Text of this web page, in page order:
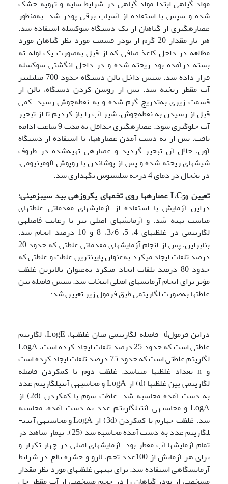
مواد گیاهی ابتدا مواد گیاهی در شرایط سایه و تهویه خشک
شده و سپس با استفاده از آسیاب برقی پودر شد. به‌منظور
عصاره­گیری از گیاهان از یک دستگاه سوکسله استفاده شد.
هر بار مقدار 20 گرم از پودر قسمت مورد نظر گیاهان مورد
مطالعه در داخل کاغذ صافی که از قبل به‌صورت یک لوله ته
بسته درآمده بود ریخته شده و در داخل انگشتی سوکسله
قرار داده شد. سپس داخل بالن دستگاه حدود 700 میلی­لیتر
آب مقطر ریخته شد. پس از روشن کردن دستگاه، بالن از
قسمت زیری به‌تدریج گرم شده و به نقطه‌جوش رسید. کمی
قبل از رسیدن به نقطه‌جوش، شیر آب را باز کردیم تا از تبخیر
آب جلوگیری شود. عصاره­گیری حداقل به مدت 9 ساعت ادامه
یافت. پس از به دست آمدن عصاره­ها، با استفاده از دستگاه
آون، حلال آن تبخیر گردید و عصاره­ی تهیه‌شده در ظروف
شیشه­ای ریخته شده و پس از پوشاندن با روپوش آلومینیومی،
در یخچال در دمای 4 درجه سلسیوس نگهداری شد.
تعیین LC50
عصاره­ها روی تخم­های یک­روزه­ی بید سیب­زمینی:
دراین آزمایش با استفاده از آزمایش­های مقدماتی غلظت­های
مناسب تهیه شد. و آزمایش­های اصلی نیز با رعایت فاصله­ی
لگاریتمی در غلظت­های 4، 5، 3/6، 8 و 10 درصد انجام شد.
بنابراین، پس از انجام آزمایش­های مقدماتی غلظتی که حدود 20
درصد تلفات ایجاد می­کرد به‌عنوان پایین­ترین غلظت و غلظتی که
حدود 80 درصد تلفات ایجاد می­کرد به‌عنوان بالاترین غلظت
مؤثر برای انجام آزمایش­های اصلی انتخاب شد. سپس فاصله بین
غلظت­ها به‌صورت لگاریتمی طبق فرمول زیر تعیین شد:
دراین فرمولd فاصله لگاریتمی میان غلظت­ها، LogE، لگاریتم
غلظتی است که حدود 25 درصد تلفات ایجاد کرده است، LogA
لگاریتم غلظتی است که حدود 75 درصد تلفات ایجاد کرده است
و n تعداد غلظت­ها می­باشد. غلظت دوم با کم­کردن فاصله
لگاریتمی بین غلظت­ها (d) از LogA و محاسبه­ی آنتی­لگاریتم عدد
به دست آمده محاسبه شد. غلظت سوم با کم­کردن (2d) از
LogA و محاسبه­ی آنتی­لگاریتم عدد به دست آمده، محاسبه
شد. غلظت چهارم با کم­کردن (3d) از LogA و محاسبه­ی آنتی­
لگاریتم عدد به دست آمده محاسبه شد (25). تیمار شاهد در
تمام آزمایش­ها آب مقطر بود. آزمایش­های اصلی در چهار تکرار و
برای هر آزمایش از 100عدد تخم، لارو و حشره بالغ در شرایط
آزمایشگاهی استفاده شد. برای تهیه­ی غلظت­های مورد نظر مقدار